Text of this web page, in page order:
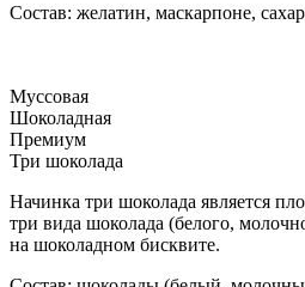
Состав: желатин, маскарпоне,
Муссовая
Шоколадная
Премиум
Три шоколада
Начинка три шоколада является
три вида шоколада (белого,
на шоколадном бисквите.